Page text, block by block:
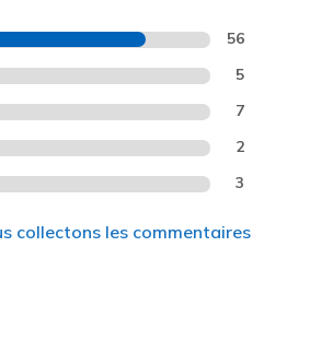
56
5
7
2
3
collectons les commentaires